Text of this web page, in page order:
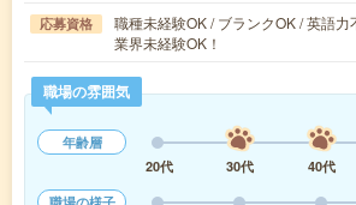
応募資格
職種未経験OK / ブランクOK / 英語力
業界未経験OK！
職場の雰囲気
年齢層
20代
30代 40代